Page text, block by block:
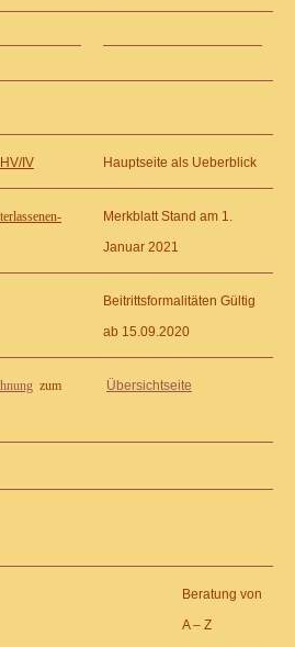
IV Hauptseite als Ueberblick
Merkblatt Stand am 1.
Januar 2021
Beitrittsformalitäten Gültig
ab 15.09.2020
zum
Übersichtseite
Beratung von
A – Z